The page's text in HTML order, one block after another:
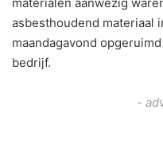
asbesthoudend materiaal
maandagavond
bedrijf.
-